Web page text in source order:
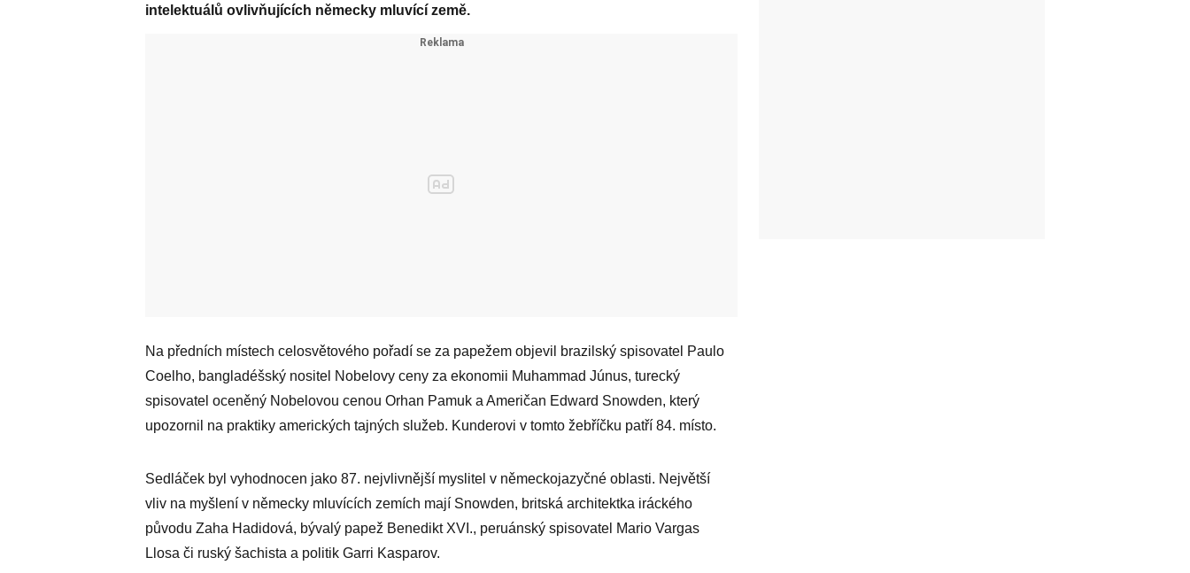
intelektuálů ovlivňujících německy mluvící země.
Na předních místech celosvětového pořadí se za papežem objevil brazilský spisovatel Paulo
Coelho, bangladéšský nositel Nobelovy ceny za ekonomii Muhammad Júnus, turecký
spisovatel oceněný Nobelovou cenou Orhan Pamuk a Američan Edward Snowden, který
upozornil na praktiky amerických tajných služeb. Kunderovi v tomto žebříčku patří 84. místo.
Sedláček byl vyhodnocen jako 87. nejvlivnější myslitel v německojazyčné oblasti. Největší
vliv na myšlení v německy mluvících zemích mají Snowden, britská architektka iráckého
původu Zaha Hadidová, bývalý papež Benedikt XVI., peruánský spisovatel Mario Vargas
Llosa či ruský šachista a politik Garri Kasparov.